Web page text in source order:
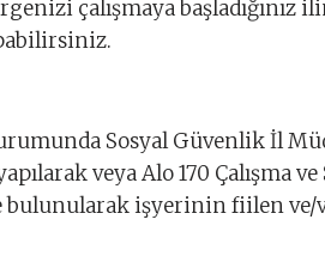
çalışmaya başladığınız
durumunda Sosyal Güvenlik İl
veya Alo 170 Çalışma
bulunularak işyerinin fiilen ve/